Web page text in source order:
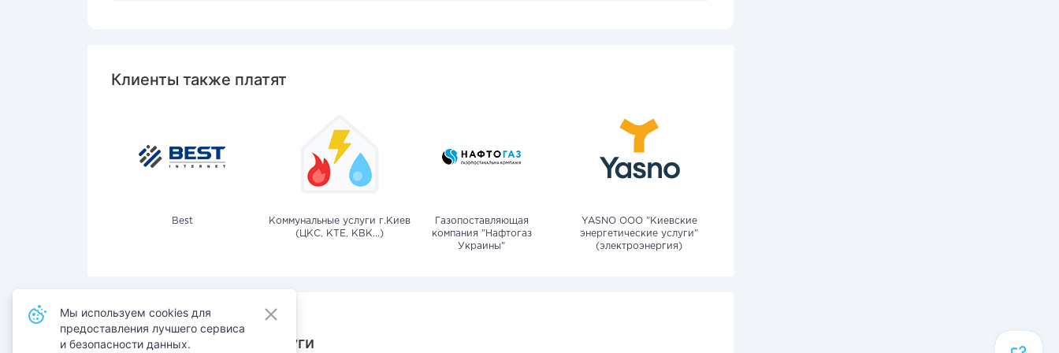
Клиенты также платят
Best
Коммунальные услуги г.Киев
(ЦКС, КТЕ, КВК...)
Газопоставляющая
компания "Нафтогаз
Украины"
YASNO OOO "Киевские
энергетические услуги"
(электроэнергия)
Также оплачивают услуги
Мы используем cookies для
предоставления лучшего сервиса
и безопасности данных.